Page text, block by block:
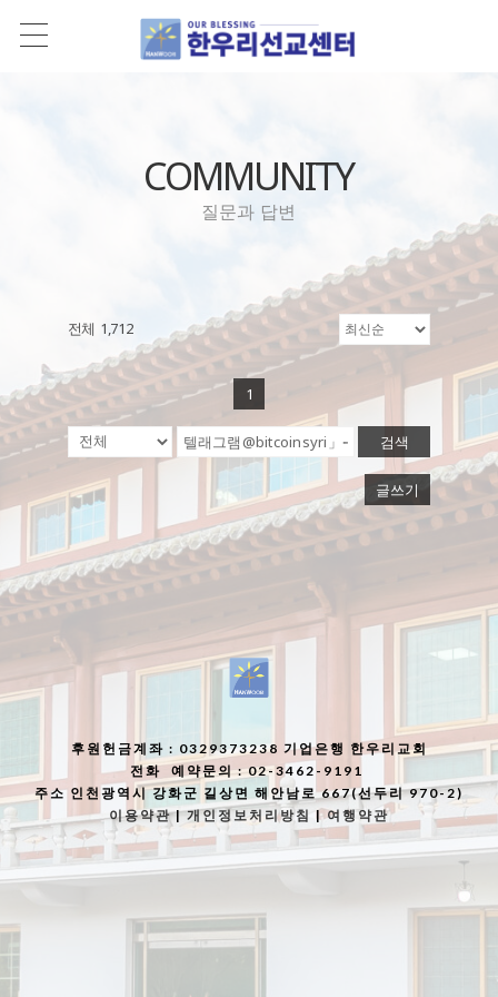
COMMUNITY
질문과 답변
전체 1,712
1
검색
글쓰기
후원헌금계좌 : 0329373238 기업은행 한우리교회
전화
예약문의 : 02-3462-9191
주소인천광역시 강화군 길상면 해안남로 667(선두리 970-2)
이용약관|개인정보처리방침 |여행약관